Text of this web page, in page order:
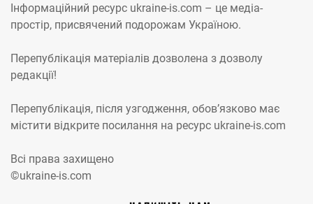
Інформаційний ресурс ukraine-is.com – це медіа-
простір, присвячений подорожам Україною.
Перепублікація матеріалів дозволена з дозволу
редакції!
Перепублікація, після узгодження, обов’язково має
містити відкрите посилання на ресурс ukraine-is.com
Всі права захищено
©ukraine-is.com